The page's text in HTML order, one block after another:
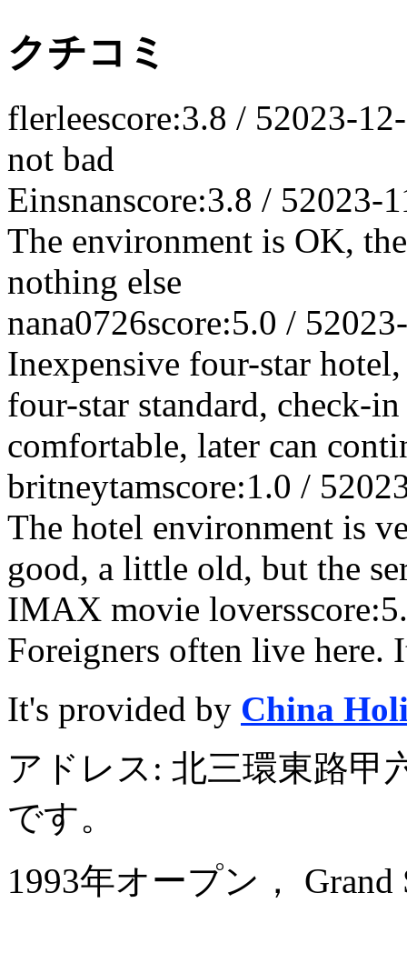
クチコミ
flerleescore:3.8 / 52023-
not bad
Einsnanscore:3.8 / 52023-
The environment is OK,
nothing else
nana0726score:5.0 / 5
Inexpensive four-star
four-star standard, check-
comfortable, later can
britneytamscore:1.0 / 5
The hotel environment is
good, a little old, but the
IMAX movie lovers
Foreigners often live here.
It's provided by China
アドレス: 北三環東路甲
です。
1993年オープン，